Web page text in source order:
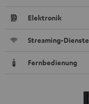
Elektronik
Streaming-Dienste
Fernbedienung